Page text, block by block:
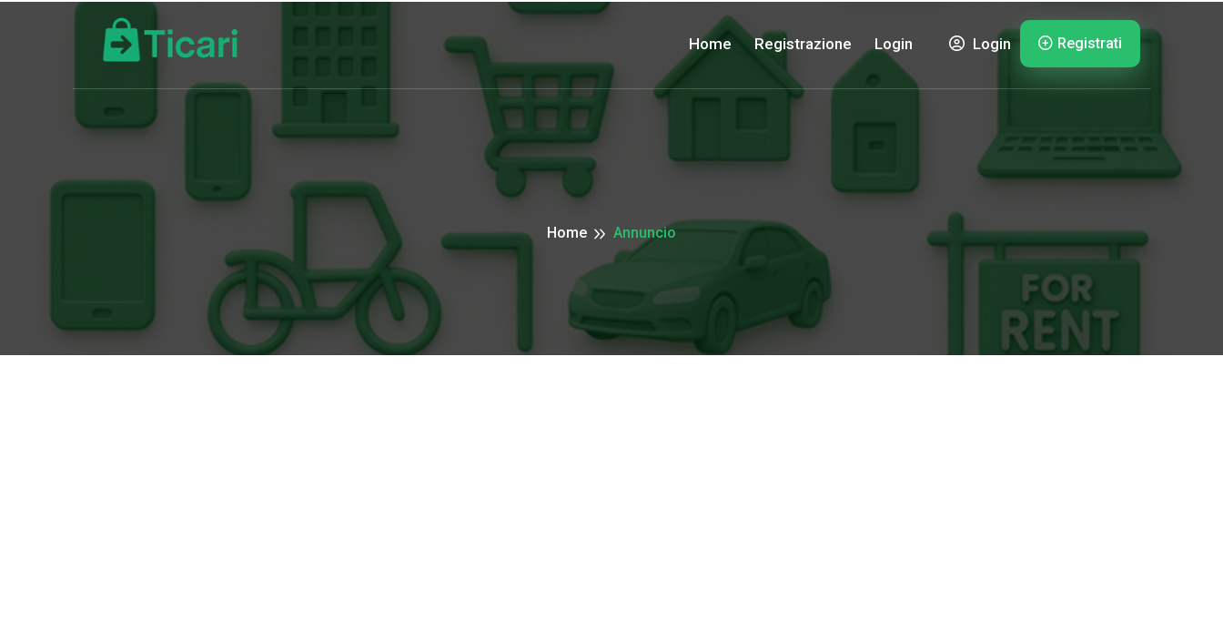
Home Registrazione Login Login Registrati
Home Annuncio